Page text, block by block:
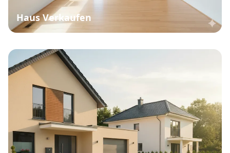
Haus Verkaufen